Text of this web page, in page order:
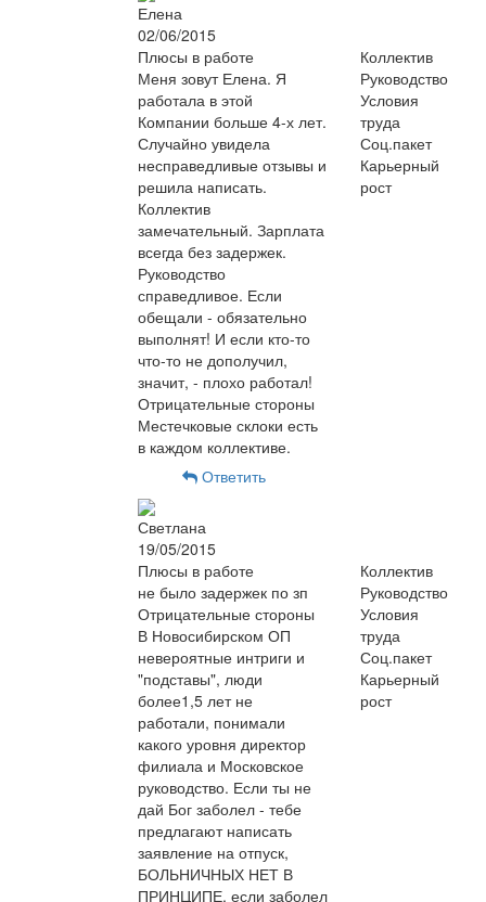
Елена
02/06/2015
Плюсы в работе
Меня зовут Елена. Я
работала в этой
Компании больше 4-х лет.
Случайно увидела
несправедливые отзывы и
решила написать.
Коллектив
замечательный. Зарплата
всегда без задержек.
Руководство
справедливое. Если
обещали - обязательно
выполнят! И если кто-то
что-то не дополучил,
значит, - плохо работал!
Отрицательные стороны
Местечковые склоки есть
в каждом коллективе.
Коллектив
Руководство
Условия
труда
Соц.пакет
Карьерный
рост
Ответить
Светлана
19/05/2015
Плюсы в работе
не было задержек по зп
Отрицательные стороны
В Новосибирском ОП
невероятные интриги и
"подставы", люди
более1,5 лет не
работали, понимали
какого уровня директор
филиала и Московское
руководство. Если ты не
дай Бог заболел - тебе
предлагают написать
заявление на отпуск,
БОЛЬНИЧНЫХ НЕТ В
ПРИНЦИПЕ, если заболел
Коллектив
Руководство
Условия
труда
Соц.пакет
Карьерный
рост